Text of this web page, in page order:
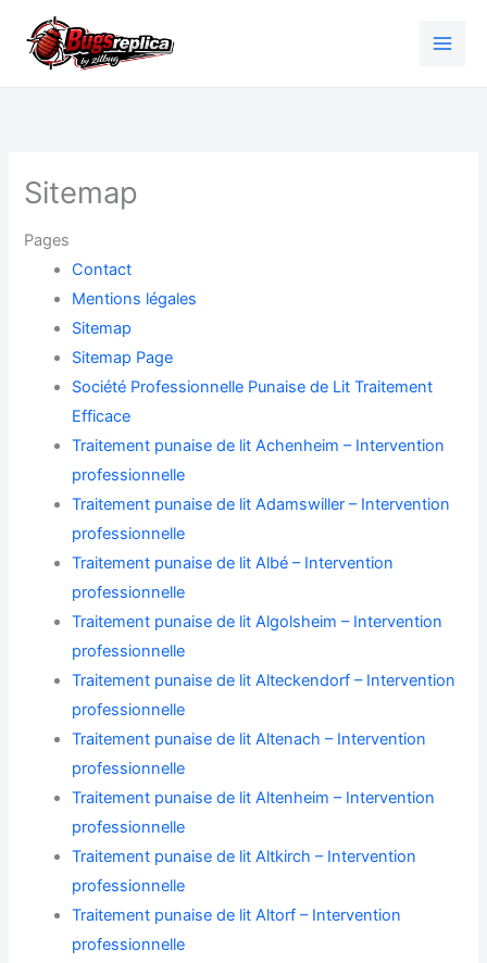
contenu
Sitemap
Pages
Contact
Mentions légales
Sitemap
Sitemap Page
Société Professionnelle Punaise de Lit​ Traitement
Efficace
Traitement punaise de lit Achenheim – Intervention
professionnelle
Traitement punaise de lit Adamswiller – Intervention
professionnelle
Traitement punaise de lit Albé – Intervention
professionnelle
Traitement punaise de lit Algolsheim – Intervention
professionnelle
Traitement punaise de lit Alteckendorf – Intervention
professionnelle
Traitement punaise de lit Altenach – Intervention
professionnelle
Traitement punaise de lit Altenheim – Intervention
professionnelle
Traitement punaise de lit Altkirch – Intervention
professionnelle
Traitement punaise de lit Altorf – Intervention
professionnelle